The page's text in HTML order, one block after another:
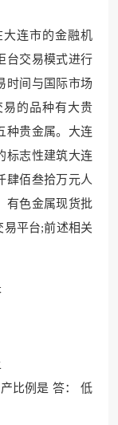
大连市的金融机
台交易模式进行
时间与国际市场
的品种有大贵
种贵金属。大连
标志性建筑大连
肆佰叁拾万元人
有色金属现货批
易平台;前述相关
比例是 答： 低